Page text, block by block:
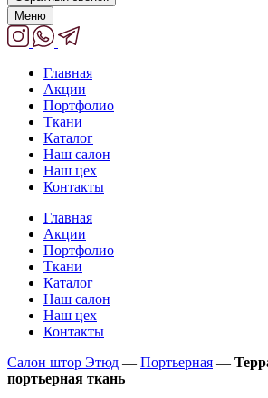
Меню
Главная
Акции
Портфолио
Ткани
Каталог
Наш салон
Наш цех
Контакты
Главная
Акции
Портфолио
Ткани
Каталог
Наш салон
Наш цех
Контакты
Салон штор Этюд — Портьерная —
портьерная ткань